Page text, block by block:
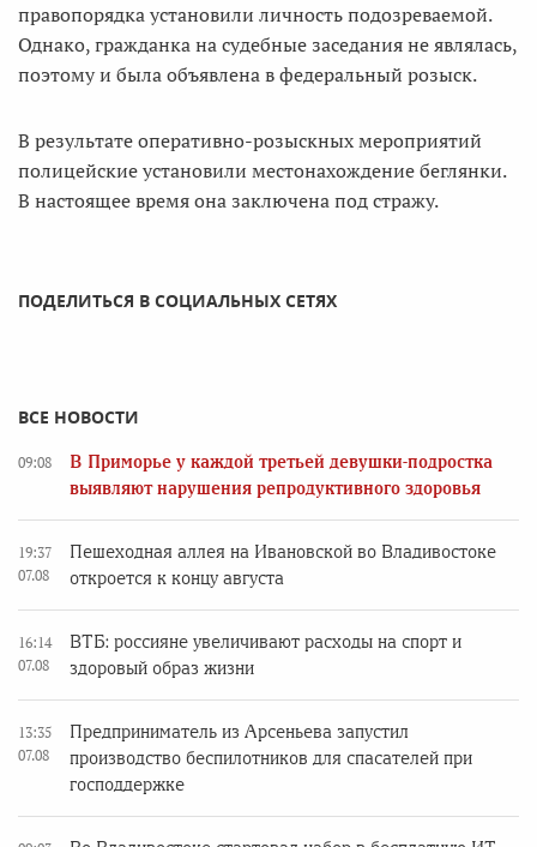
правопорядка установили личность подозреваемой.
Однако, гражданка на судебные заседания не являлась,
поэтому и была объявлена в федеральный розыск.
В результате оперативно-розыскных мероприятий
полицейские установили местонахождение беглянки.
В настоящее время она заключена под стражу.
ПОДЕЛИТЬСЯ В СОЦИАЛЬНЫХ СЕТЯХ
ВСЕ НОВОСТИ
09:08
В Приморье у каждой третьей девушки-подростка
выявляют нарушения репродуктивного здоровья
19:37
07.08
Пешеходная аллея на Ивановской во Владивостоке
откроется к концу августа
16:14
07.08
ВТБ: россияне увеличивают расходы на спорт и
здоровый образ жизни
13:35
07.08
Предприниматель из Арсеньева запустил
производство беспилотников для спасателей при
господдержке